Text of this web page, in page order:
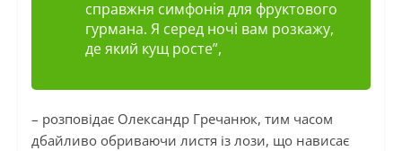
справжня симфонія для фруктового
гурмана. Я серед ночі вам розкажу,
де який кущ росте”,
– розповідає Олександр Гречанюк, тим часом
дбайливо обриваючи листя із лози, що нависає